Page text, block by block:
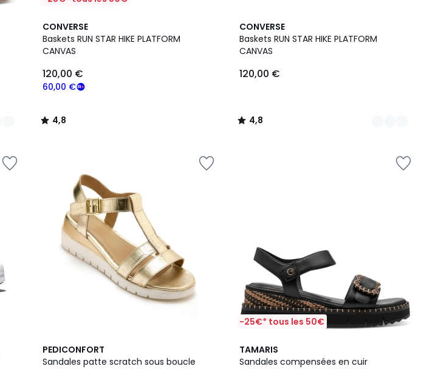
CONVERSE
Baskets RUN STAR HIKE PLATFORM
CANVAS
60,00 €
120,00 €
4,8
/ 5
4,8
/
CONVERSE
Baskets RUN STAR HIKE PLATFORM
CANVAS
120,00 €
4,8
/ 5
2
Couleurs
4,8
/
PEDICONFORT
Sandales patte scratch sous boucle
2
Couleurs
-25€* tous les 50€
TAMARIS
Sandales compensées en cuir
5
/